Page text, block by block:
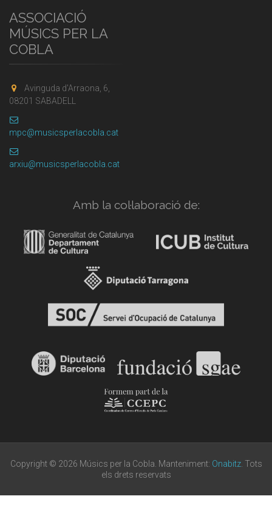
ASSOCIACIÓ
MÚSICS PER LA
COBLA
Avinguda d'Arraona, 6,
08201 SABADELL
mpc@musicsperlacobla.cat
arxiu@musicsperlacobla.cat
Amb la col·laboració de:
Copyright © 2026 Músics per la Cobla. Manteniment: Onabitz. Tots
els drets reservats